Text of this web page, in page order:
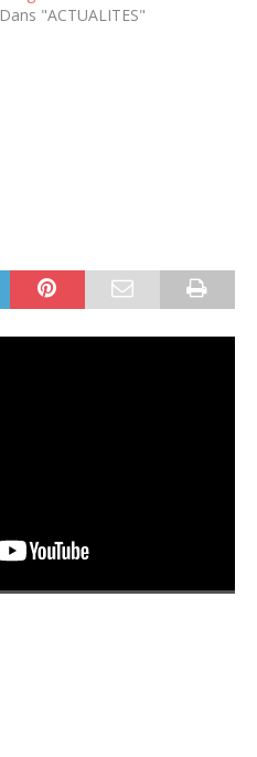
Dans "ACTUALITES"